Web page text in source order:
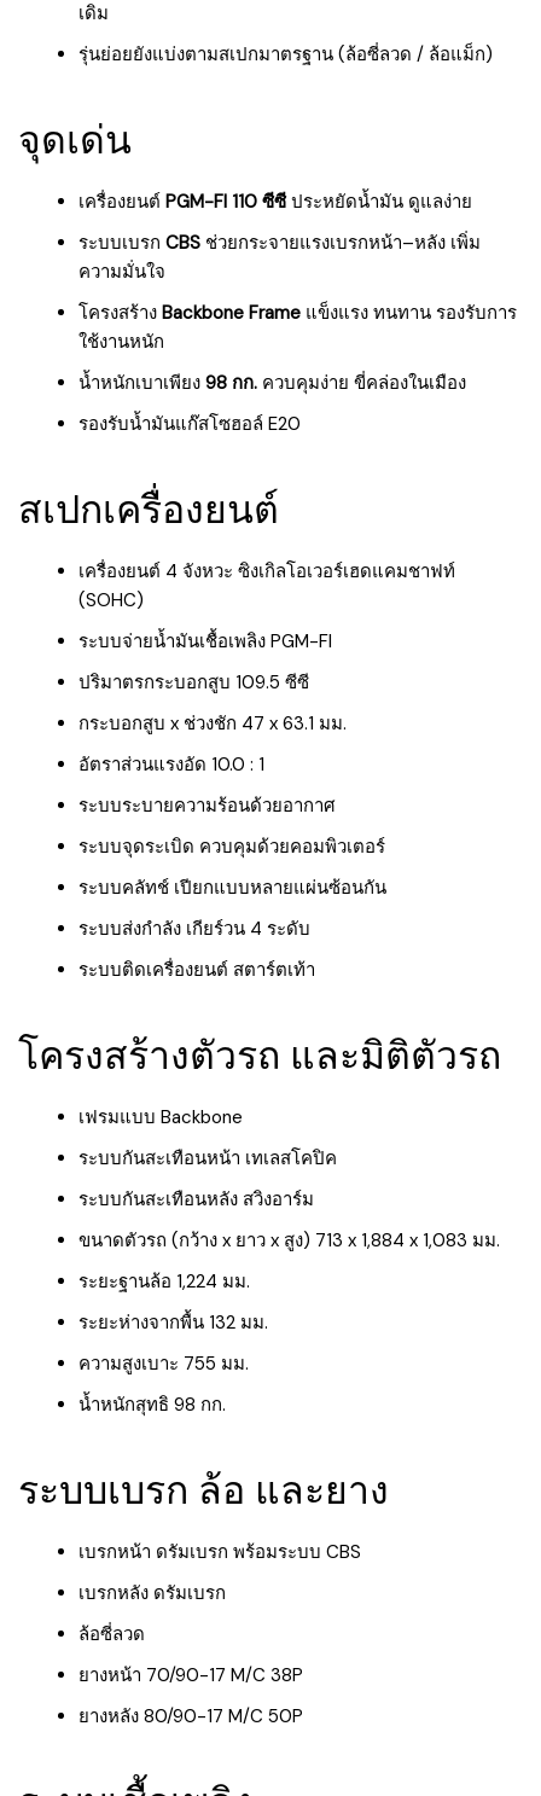
เดิม
รุ่นย่อยยังแบ่งตามสเปกมาตรฐาน (ล้อซี่ลวด / ล้อแม็ก)
จุดเด่น
เครื่องยนต์ PGM-FI 110 ซีซีประหยัดน้ำมัน ดูแลง่าย
ระบบเบรก CBS ช่วยกระจายแรงเบรกหน้า–หลัง เพิ่ม
ความมั่นใจ
โครงสร้าง Backbone Frame แข็งแรง ทนทาน รองรับการ
ใช้งานหนัก
น้ำหนักเบาเพียง 98 กก. ควบคุมง่าย ขี่คล่องในเมือง
รองรับน้ำมันแก๊สโซฮอล์ E20
สเปกเครื่องยนต์
เครื่องยนต์ 4 จังหวะ ซิงเกิลโอเวอร์เฮดแคมชาฟท์
(SOHC)
ระบบจ่ายน้ำมันเชื้อเพลิง PGM-FI
ปริมาตรกระบอกสูบ 109.5 ซีซี
กระบอกสูบ x ช่วงชัก 47 x 63.1 มม.
อัตราส่วนแรงอัด 10.0 : 1
ระบบระบายความร้อนด้วยอากาศ
ระบบจุดระเบิด ควบคุมด้วยคอมพิวเตอร์
ระบบคลัทช์ เปียกแบบหลายแผ่นซ้อนกัน
ระบบส่งกำลัง เกียร์วน 4 ระดับ
ระบบติดเครื่องยนต์ สตาร์ตเท้า
โครงสร้างตัวรถ และมิติตัวรถ
เฟรมแบบ Backbone
ระบบกันสะเทือนหน้า เทเลสโคปิค
ระบบกันสะเทือนหลัง สวิงอาร์ม
ขนาดตัวรถ (กว้าง x ยาว x สูง) 713 x 1,884 x 1,083 มม.
ระยะฐานล้อ 1,224 มม.
ระยะห่างจากพื้น 132 มม.
ความสูงเบาะ 755 มม.
น้ำหนักสุทธิ 98 กก.
ระบบเบรก ล้อ และยาง
เบรกหน้า ดรัมเบรก พร้อมระบบ CBS
เบรกหลัง ดรัมเบรก
ล้อซี่ลวด
ยางหน้า 70/90-17 M/C 38P
ยางหลัง 80/90-17 M/C 50P